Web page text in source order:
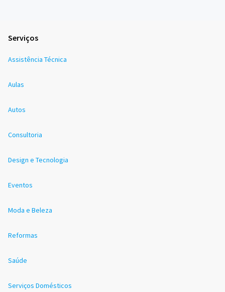
Serviços
Assistência Técnica
Aulas
Autos
Consultoria
Design e Tecnologia
Eventos
Moda e Beleza
Reformas
Saúde
Serviços Domésticos